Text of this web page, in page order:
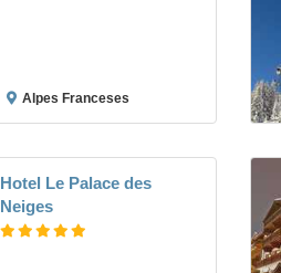
Alpes Franceses
Hotel Le Palace des
Neiges